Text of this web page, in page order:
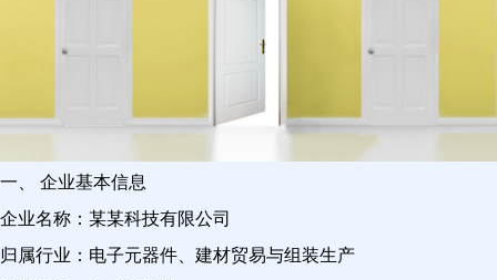
一、 企业基本信息
企业名称：某某科技有限公司
归属行业：电子元器件、建材贸易与组装生产